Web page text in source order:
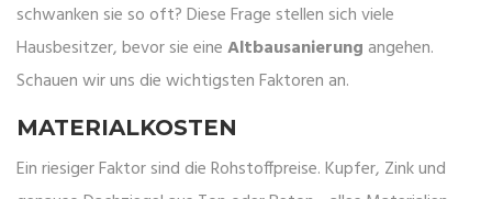
schwanken sie so oft? Diese Frage stellen sich viele
Hausbesitzer, bevor sie eineAltbausanierung angehen.
Schauen wir uns die wichtigsten Faktoren an.
MATERIALKOSTEN
Ein riesiger Faktor sind die Rohstoffpreise. Kupfer, Zink und